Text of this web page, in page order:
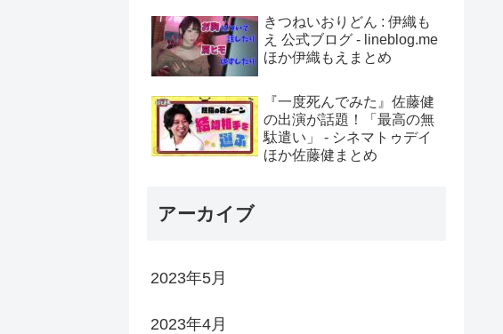
きつねいおりどん : 伊織も
え 公式ブログ - lineblog.me
ほか伊織もえまとめ
『一度死んでみた』佐藤健
の出演が話題！「最高の無
駄遣い」 - シネマトゥデイ
ほか佐藤健まとめ
アーカイブ
2023年5月
2023年4月